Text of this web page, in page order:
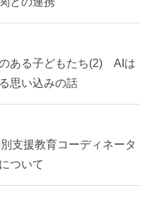
ある子どもたち(2) AIは
思い込みの話
支援教育コーディネータ
ついて